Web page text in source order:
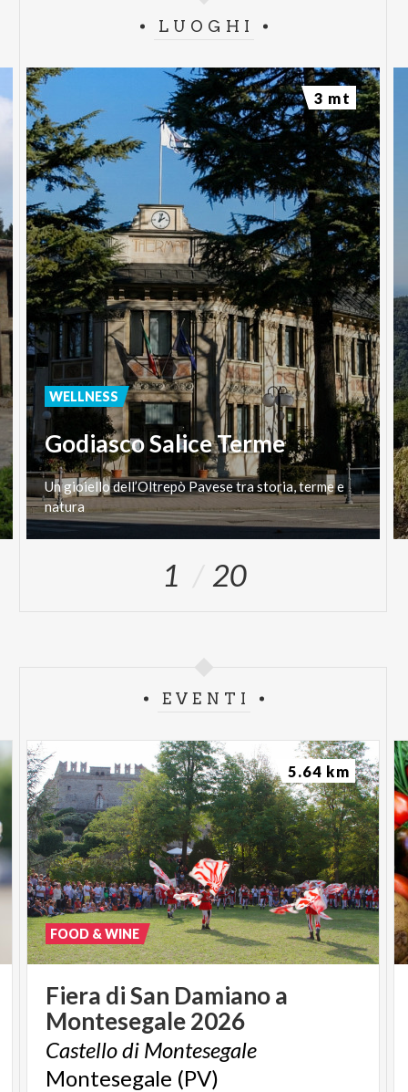
LUOGHI
Godiasco Salice Terme
Ungioiellodell’OltrepòPavesetrastoria,termee
natura
WELLNESS
3 mt
1 20
EVENTI
Fiera diSan Damianoa
Montesegale2026
Castellodi Montesegale
Montesegale (PV)
FOOD & WINE
5.64 km